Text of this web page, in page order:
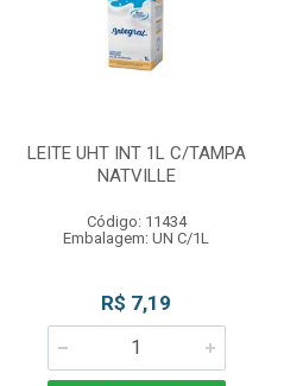
LEITE UHT INT 1L C/TAMPA
NATVILLE
Código: 11434
Embalagem: UN C/1L
R$ 7,19